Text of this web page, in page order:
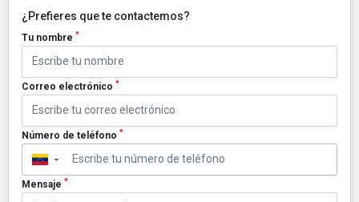
¿Prefieres que te contactemos?
Tu nombre *
Correo electrónico *
Número de teléfono *
▼
Mensaje *